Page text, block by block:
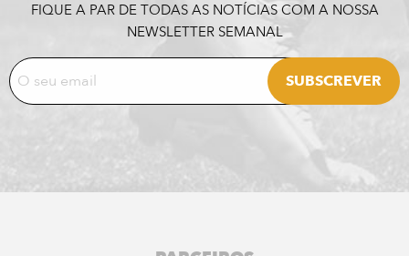
FIQUE A PAR DE TODAS AS NOTÍCIAS COM A NOSSA
NEWSLETTER SEMANAL